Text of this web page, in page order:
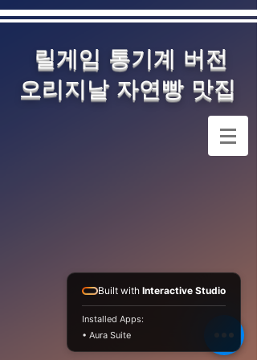
릴게임 통기계 버전
오리지날 자연빵 맛집
Built with Interactive Studio
Installed Apps:
• Aura Suite